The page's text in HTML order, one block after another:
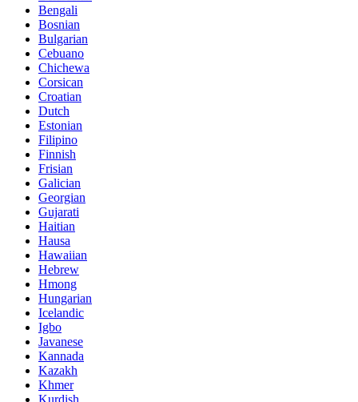
Bengali
Bosnian
Bulgarian
Cebuano
Chichewa
Corsican
Croatian
Dutch
Estonian
Filipino
Finnish
Frisian
Galician
Georgian
Gujarati
Haitian
Hausa
Hawaiian
Hebrew
Hmong
Hungarian
Icelandic
Igbo
Javanese
Kannada
Kazakh
Khmer
Kurdish